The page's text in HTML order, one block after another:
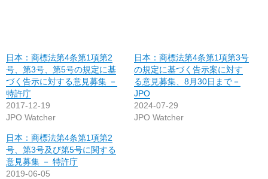
日本：商標法第4条第1項第2
号、第3号、第5号の規定に基
づく告示に対する意見募集 －
特許庁
2017-12-19
JPO Watcher
日本：商標法第4条第1項第3号
の規定に基づく告示案に対す
る意見募集、8月30日まで－
JPO
2024-07-29
JPO Watcher
日本：商標法第4条第1項第2
号、第3号及び第5号に関する
意見募集 － 特許庁
2019-06-05